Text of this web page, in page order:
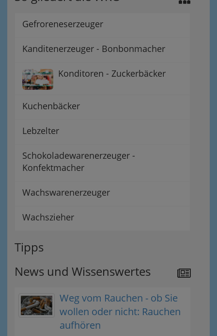
Gefroreneserzeuger
Kanditenerzeuger - Bonbonmacher
Konditoren - Zuckerbäcker
Kuchenbäcker
Lebzelter
Schokoladewarenerzeuger -
Konfektmacher
Wachswarenerzeuger
Wachszieher
Tipps
News und Wissenswertes
Weg vom Rauchen - ob Sie
wollen oder nicht: Rauchen
aufhören